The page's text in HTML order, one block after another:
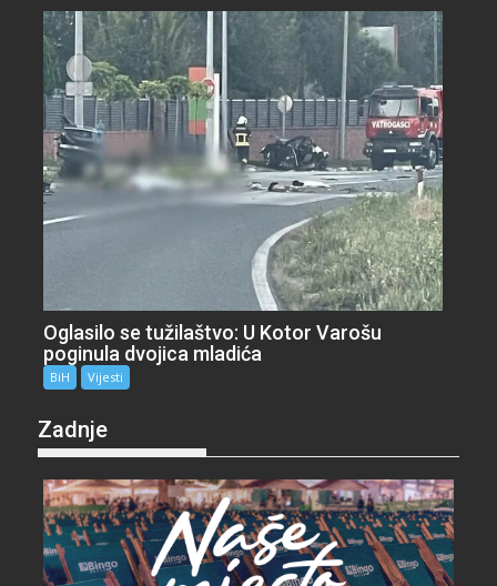
Oglasilo se tužilaštvo: U Kotor Varošu
poginula dvojica mladića
BiH Vijesti
Zadnje